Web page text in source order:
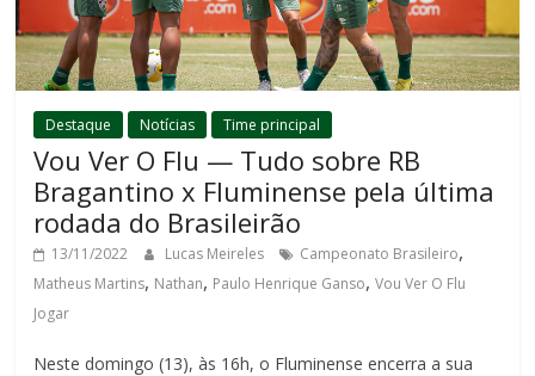
Destaque Notícias Time principal
Vou Ver O Flu — Tudo sobre RB
Bragantino x Fluminense pela última
rodada do Brasileirão
13/11/2022 Lucas Meireles Campeonato Brasileiro,
Matheus Martins, Nathan, Paulo Henrique Ganso,Vou Ver O Flu
Jogar
Neste domingo (13), às 16h, o Fluminense encerra a sua